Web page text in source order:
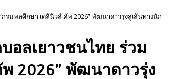
มพลศึกษา เดลินิวส์ คัพ 2026” พัฒนาดาวรุ่งสู่เส้นทางนัก
ลเยาวชนไทย ร่วม
2026” พัฒนาดาวรุ่ง